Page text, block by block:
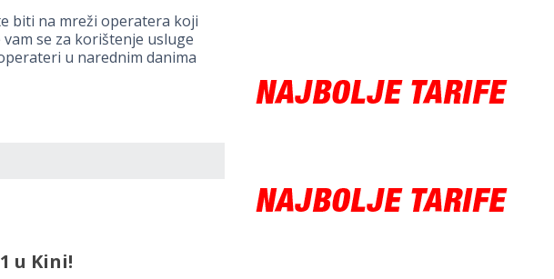
biti na mreži operatera koji
se za korištenje usluge
u narednim danima
u Kini!